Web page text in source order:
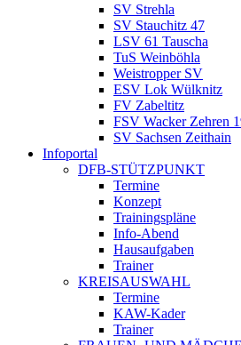
SV Strehla
SV Stauchitz 47
LSV 61 Tauscha
TuS Weinböhla
Weistropper SV
ESV Lok Wülknitz
FV Zabeltitz
FSV Wacker Zehren
SV Sachsen Zeithain
Infoportal
DFB-STÜTZPUNKT
Termine
Konzept
Trainingspläne
Info-Abend
Hausaufgaben
Trainer
KREISAUSWAHL
Termine
KAW-Kader
Trainer